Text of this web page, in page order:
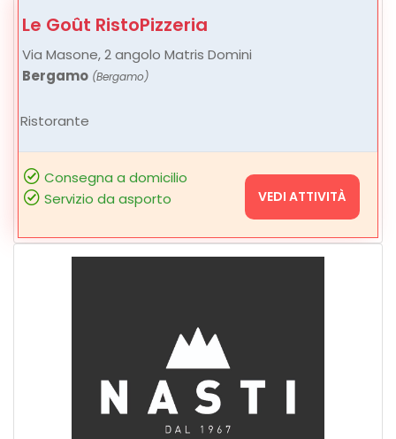
Le Goût RistoPizzeria
Via Masone, 2 angolo Matris Domini
Bergamo (Bergamo)
Ristorante
Consegna a domicilio
Servizio da asporto
VEDI ATTIVITÀ